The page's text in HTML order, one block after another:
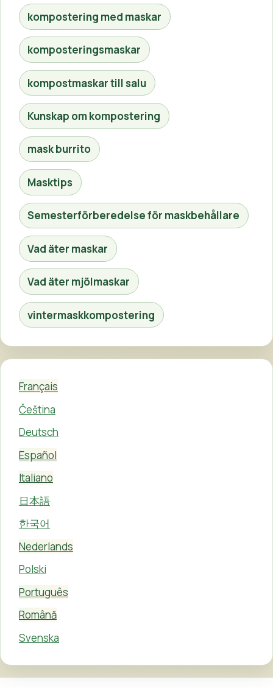
kompostering med maskar
komposteringsmaskar
kompostmaskar till salu
Kunskap om kompostering
mask burrito
Masktips
Semesterförberedelse för maskbehållare
Vad äter maskar
Vad äter mjölmaskar
vintermaskkompostering
Français
Čeština
Deutsch
Español
Italiano
日本語
한국어
Nederlands
Polski
Português
Română
Svenska